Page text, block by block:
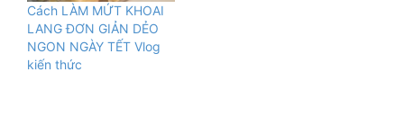
Cách LÀM MỨT KHOAI
LANG ĐƠN GIẢN DẺO
NGON NGÀY TẾT Vlog
kiến thức